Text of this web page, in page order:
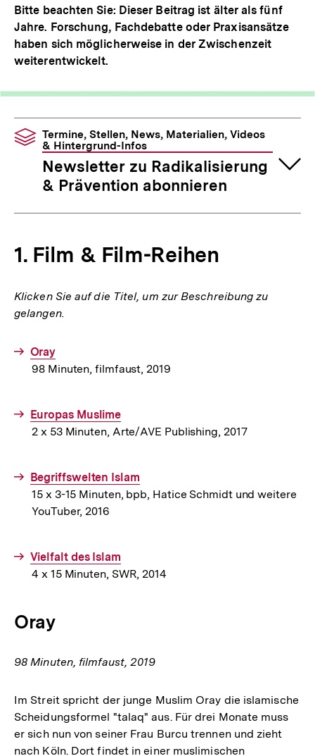
Bitte beachten Sie: Dieser Beitrag ist älter als fünf
Jahre. Forschung, Fachdebatte oder Praxisansätze
haben sich möglicherweise in der Zwischenzeit
weiterentwickelt.
Termine, Stellen, News, Materialien, Videos
& Hintergrund-Infos
Newsletter zu Radikalisierung
& Prävention abonnieren
1. Film & Film-Reihen
Klicken Sie auf die Titel, um zur Beschreibung zu
gelangen.
Interner
Link:
Oray
98 Minuten, filmfaust, 2019
Interner
Link:
Europas Muslime
2 x 53 Minuten, Arte/AVE Publishing, 2017
Interner
Link:
Begriffswelten Islam
15 x 3-15 Minuten, bpb, Hatice Schmidt und weitere
YouTuber, 2016
Interner
Link:
Vielfalt des Islam
4 x 15 Minuten, SWR, 2014
Oray
98 Minuten, filmfaust, 2019
Im Streit spricht der junge Muslim Oray die islamische
Scheidungsformel "talaq" aus. Für drei Monate muss
er sich nun von seiner Frau Burcu trennen und zieht
nach Köln. Dort findet in einer muslimischen